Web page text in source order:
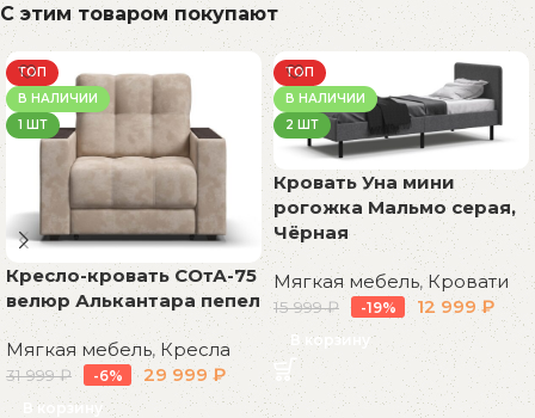
С этим товаром покупают
ТОП
В НАЛИЧИИ
1 ШТ
Кресло-кровать СОтА-75
велюр Алькантара пепел
Мягкая мебель, Кресла
31 999₽ -6% 29 999₽
В корзину
ТОП
В НАЛИЧИИ
2 ШТ
Кровать Уна мини
рогожка Мальмо серая,
Чёрная
Мягкая мебель,Кровати
15 999₽ -19% 12 999₽
В корзину